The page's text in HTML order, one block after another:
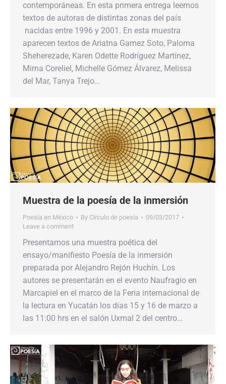
contemporáneas. En esta primera entrega leemos
textos de autoras de distintas zonas del país
nacidas entre 1996 y 2001. En esta muestra
aparecen textos de Ariatna Gamez Soto, Paloma
Sheherezade, Karen Odette Rodríguez Martínez,
Mirna Coreliel, Michelle Gómez Álvarez, Melissa
del Mar, Tanya Trejo…
Muestra de la poesía de la inmersión
Poesía en México By Círculo de poesía
09/03/2017
Leave a comment
Presentamos una muestra poética del
ensayo/manifiesto Poesía de la inmersión
preparada por Alejandro Rejón Huchín. Los
autores se presentarán en el evento Naufragio en
Marcapiel en el marco de la Feria internacional de
la lectura en Yucatán los días 15 y 16 de marzo a
las 11:00 hrs en el salón Uxmal 2 del centro…